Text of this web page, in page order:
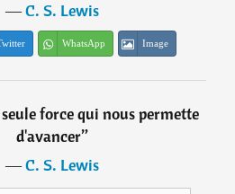
―C. S. Lewis
WhatsApp Image
force qui nous permette
d'avancer”
―C. S. Lewis